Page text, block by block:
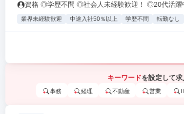
資格 ◎学歴不問 ◎社会人未経験歓迎！ ◎20代活躍
業界未経験歓迎 中途入社50％以上 学歴不問 転勤なし
キーワードを設定して
事務 経理 不動産 営業